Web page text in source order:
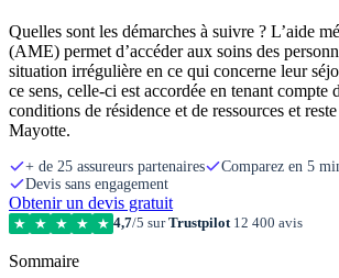
Quelles sont les démarches à suivre ? L’aide
(AME) permet d’accéder aux soins des
situation irrégulière en ce qui concerne leur
ce sens, celle-ci est accordée en tenant compte
conditions de résidence et de ressources et
Mayotte.
+ de 25 assureurs partenaires
Comparez en 5
Devis sans engagement
Obtenir un devis gratuit
★ ★ ★ ★ ★ 4,7/5 surTrustpilot12 400 avis
Sommaire